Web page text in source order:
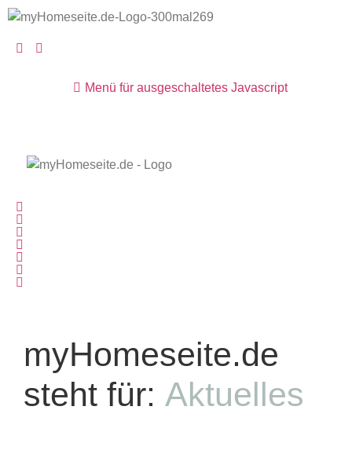
Menü für ausgeschaltetes Javascript
myHomeseite.de
steht für: Aktuelles